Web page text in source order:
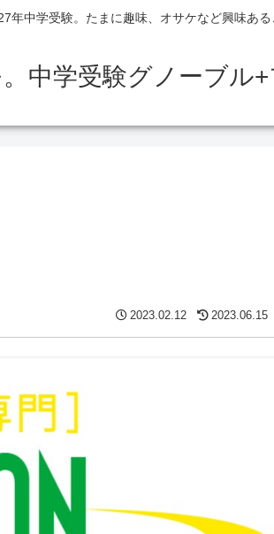
年中学受験。たまに趣味、オサケなど興味あ
中学受験グノーブル
2023.02.12 2023.06.15